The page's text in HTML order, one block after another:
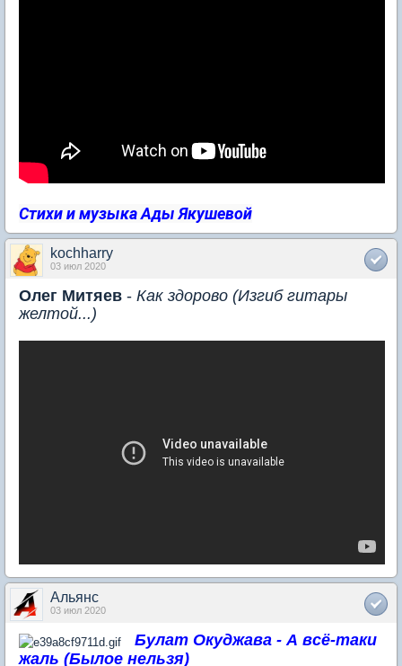
Стихи и музыка Ады Якушевой
kochharry
03 июл 2020
Олег Митяев - Как здорово (Изгиб гитары
желтой...)
Альянс
03 июл 2020
Булат Окуджава - А всё-таки
жаль (Былое нельзя)